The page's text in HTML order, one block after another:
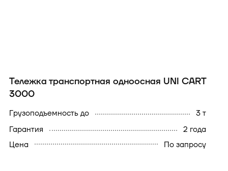
Тележка транспортная одноосная UNI CART
3000
грузоподъемность до
3 т
гарантия
2 года
Цена
По запросу